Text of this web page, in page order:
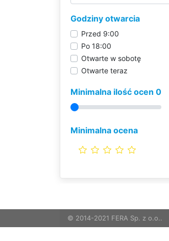
Godziny otwarcia
Przed 9:00
Po 18:00
Otwarte w sobotę
Otwarte teraz
Minimalna ilość ocen 0
Minimalna ocena
© 2014-2021 FERA Sp. z o.o..